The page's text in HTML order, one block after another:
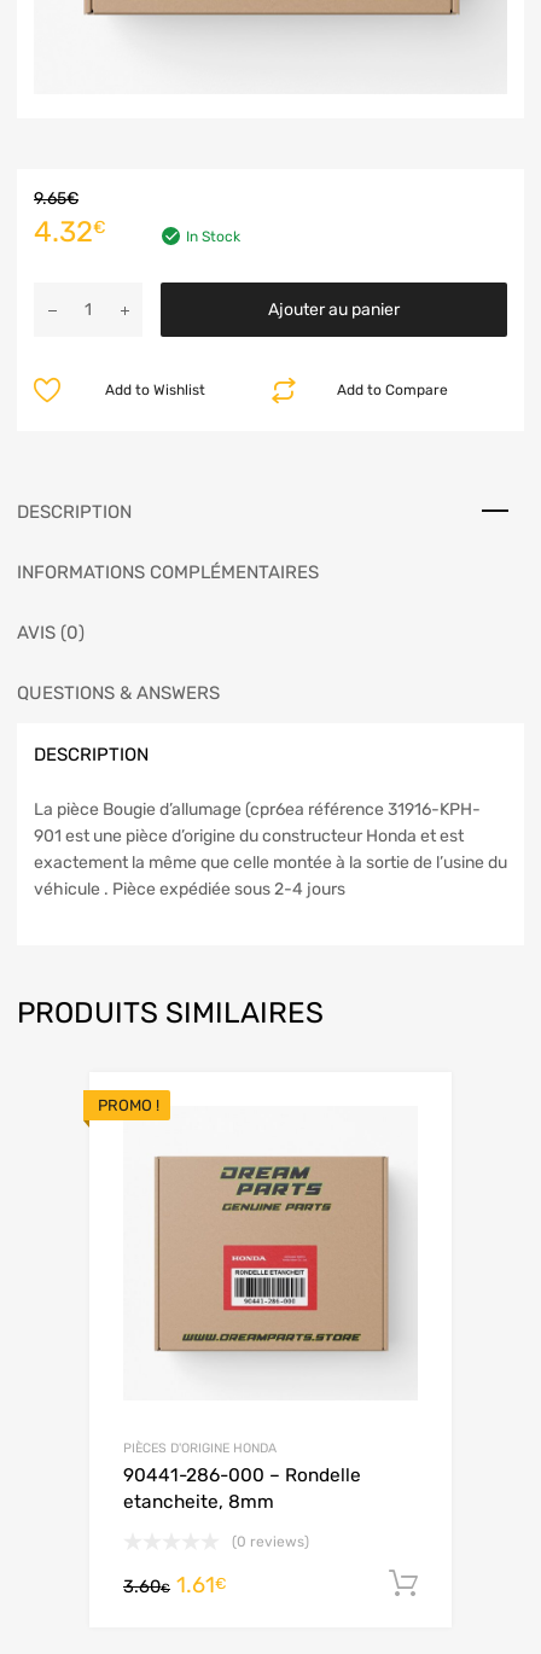
9.65€
4.32€ In Stock
Ajouter au panier
Add to Compare
Add to Wishlist
DESCRIPTION
INFORMATIONS COMPLÉMENTAIRES
AVIS (0)
QUESTIONS & ANSWERS
DESCRIPTION
La pièce Bougie d’allumage (cpr6ea référence 31916-KPH-
901 est une pièce d’origine du constructeur Honda et est
exactement la même que celle montée à la sortie de l’usine du
véhicule . Pièce expédiée sous 2-4 jours
PRODUITS SIMILAIRES
PROMO !
PIÈCES D'ORIGINE HONDA
90441-286-000 – Rondelle
etancheite, 8mm
(0 reviews)
3.60€ 1.61€